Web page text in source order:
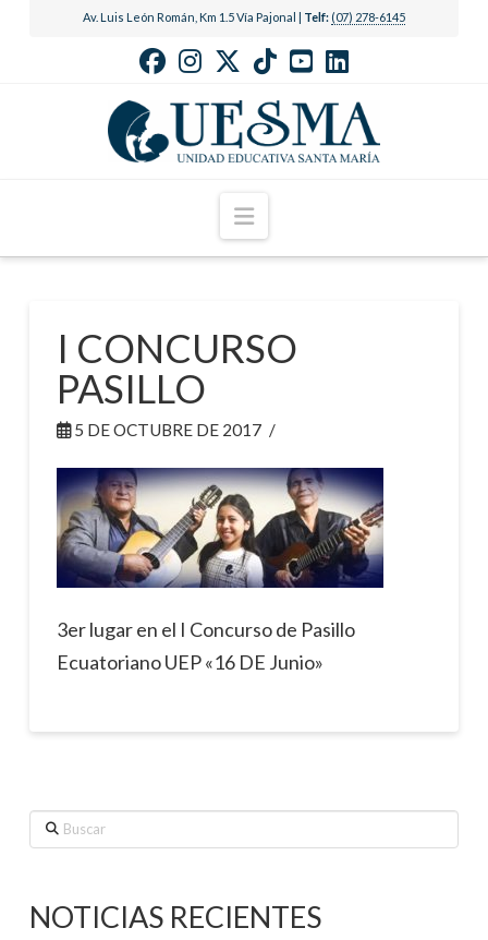
Av. Luis León Román, Km 1.5 Vía Pajonal | Telf: (07) 278-6145
Navigation
I CONCURSO
PASILLO
5 DE OCTUBRE DE 2017
3er lugar en el I Concurso de Pasillo
Ecuatoriano UEP «16 DE Junio»
Buscar
NOTICIAS RECIENTES